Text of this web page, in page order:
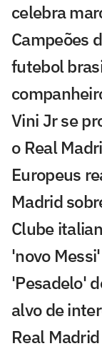
celebra
Campeões
futebol
Vini Jr se
o Real
Europeus
Madrid
Clube
'novo
'Pesadelo'
alvo de
Real